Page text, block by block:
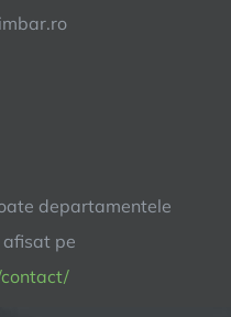
departamentele
pe